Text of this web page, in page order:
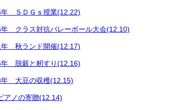
ＳＤＧｓ授業(12.22)
クラス対抗バレーボール大会(12.10)
年 秋ランド開催(12.17)
脱穀と籾すり(12.16)
大豆の収穫(12.15)
アノの寄贈(12.14)